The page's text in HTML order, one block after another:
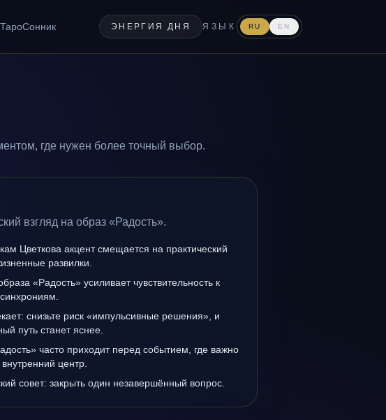
ТароСонник ЭНЕРГИЯ ДНЯ ЯЗЫК RU EN
где нужен более точный выбор.
взгляд на образ «Радость».
Цветкова акцент смещается на практический
развилки.
«Радость» усиливает чувствительность к
снизьте риск «импульсивные решения», и
путь станет яснее.
часто приходит перед событием, где важно
центр.
совет: закрыть один незавершённый вопрос.